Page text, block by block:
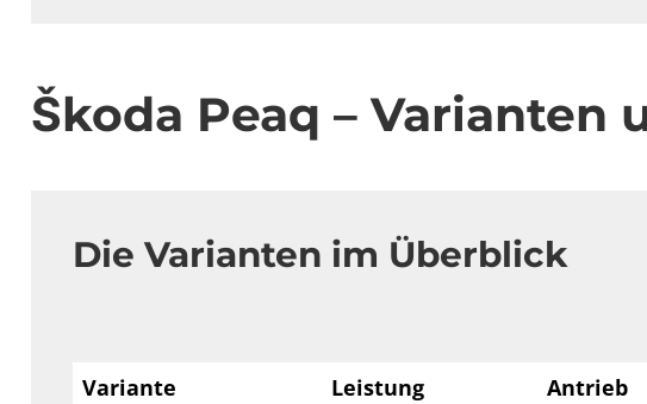
Škoda Peaq –
Die Varianten im Überblick
Variante Leistung Antrieb